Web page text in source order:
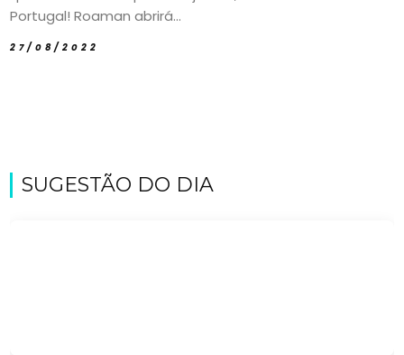
Viajar
Portugal! Roaman abrirá...
27/08/2022
SUGESTÃO DO DIA